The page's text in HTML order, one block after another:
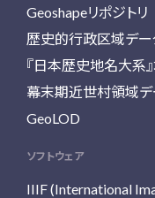
Geoshapeリポジトリ
歴史的行政区域デー
『日本歴史地名大系
幕末期近世村領域デ
GeoLOD
ソフトウェア
IIIF (International